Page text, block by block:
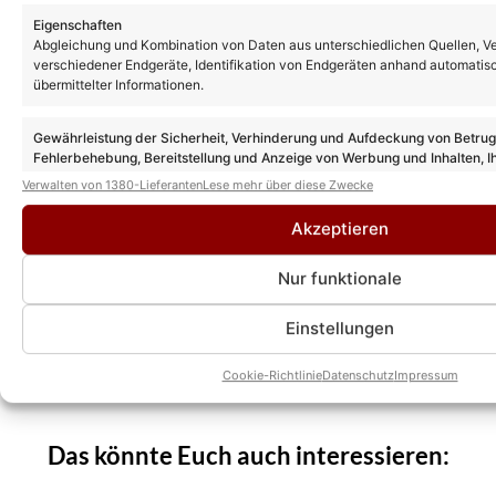
Eigenschaften
Abgleichung und Kombination von Daten aus unterschiedlichen Quellen,
verschiedener Endgeräte, Identifikation von Endgeräten anhand
übermittelter Informationen.
Gewährleistung der Sicherheit, Verhinderung und Aufdeckung von
Fehlerbehebung, Bereitstellung und Anzeige von Werbung und Inhalten,
Entscheidungen zum Datenschutz speichern und übermitteln.
Verwalten von 1380-LieferantenLese mehr über diese Zwecke
Akzeptieren
Nur funktionale
Einstellungen
Cookie-RichtlinieDatenschutzImpressum
Das könnte Euch auch interessieren: